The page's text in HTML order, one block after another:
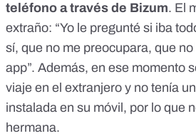
teléfono a través de Bizum. El
extraño: “Yo le pregunté si iba
sí, que no me preocupara, que
app”. Además, en ese momento
viaje en el extranjero y no tenía
instalada en su móvil, por lo que
hermana.